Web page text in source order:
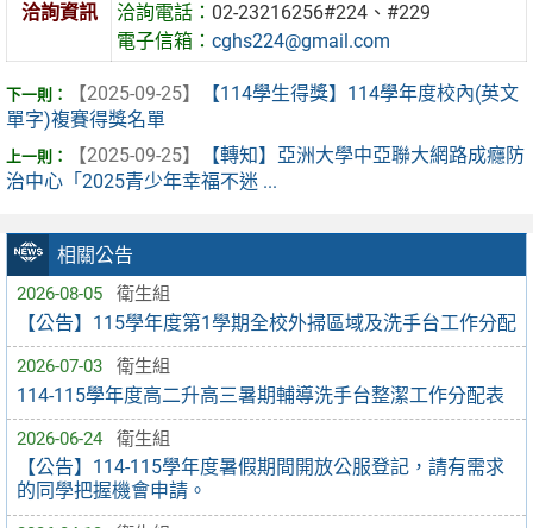
相關公告
2026-08-05 衛生組
【公告】115學年度第1學期全校外掃區域及洗手台工作分配
2026-07-03 衛生組
114-115學年度高二升高三暑期輔導洗手台整潔工作分配表
2026-06-24 衛生組
【公告】114-115學年度暑假期間開放公服登記，請有需求
的同學把握機會申請。
洽詢資訊
洽詢電話： 02-23216256#224、#229
電子信箱：cghs224@gmail.com
【2025-09-25】
【114學生得獎】114學年度校內(英文
單字)複賽得獎名單
【2025-09-25】
【轉知】亞洲大學中亞聯大網路成癮防
治中心「2025青少年幸福不迷 ...